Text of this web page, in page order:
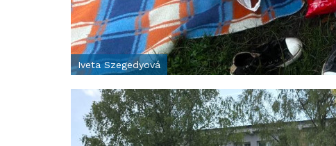
Iveta Szegedyová